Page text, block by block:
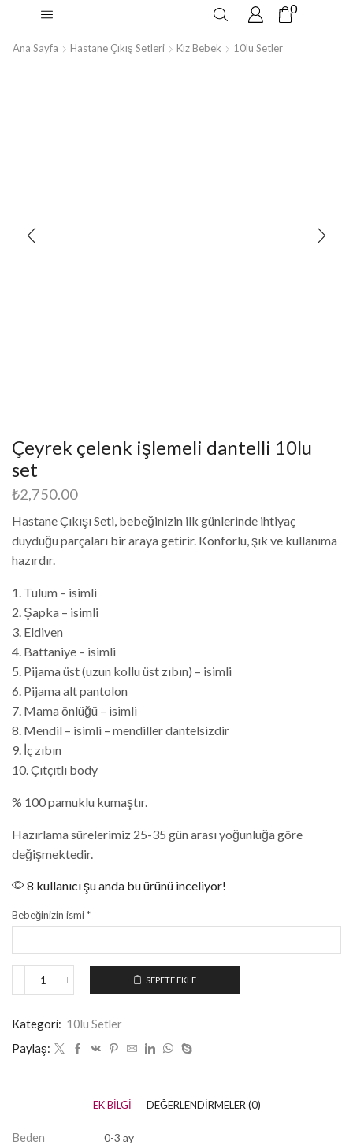
0
Ana Sayfa Hastane Çıkış Setleri Kız Bebek 10lu Setler
Çeyrek çelenk işlemeli dantelli 10lu
set
₺2,750.00
Hastane Çıkışı Seti, bebeğinizin ilk günlerinde ihtiyaç
duyduğu parçaları bir araya getirir. Konforlu, şık ve kullanıma
hazırdır.
1. Tulum – isimli
2. Şapka – isimli
3. Eldiven
4. Battaniye – isimli
5. Pijama üst (uzun kollu üst zıbın) – isimli
6. Pijama alt pantolon
7. Mama önlüğü – isimli
8. Mendil – isimli – mendiller dantelsizdir
9. İç zıbın
10. Çıtçıtlı body
% 100 pamuklu kumaştır.
Hazırlama sürelerimiz 25-35 gün arası yoğunluğa göre
değişmektedir.
8 kullanıcı şu anda bu ürünü inceliyor!
Bebeğinizin ismi*
SEPETE EKLE
Kategori: 10lu Setler
Paylaş:
EK BILGI DEĞERLENDIRMELER (0)
Beden 0-3 ay